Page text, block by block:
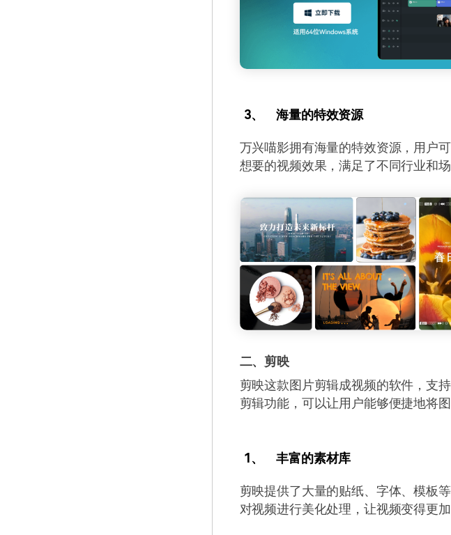
3、 海量的特效资源
万兴喵影拥有海量的特效资源，用户
想要的视频效果，满足了不同行业和场
二、剪映
剪映这款图片剪辑成视频的软件，支
剪辑功能，可以让用户能够便捷地将
1、 丰富的素材库
剪映提供了大量的贴纸、字体、模板
对视频进行美化处理，让视频变得更加